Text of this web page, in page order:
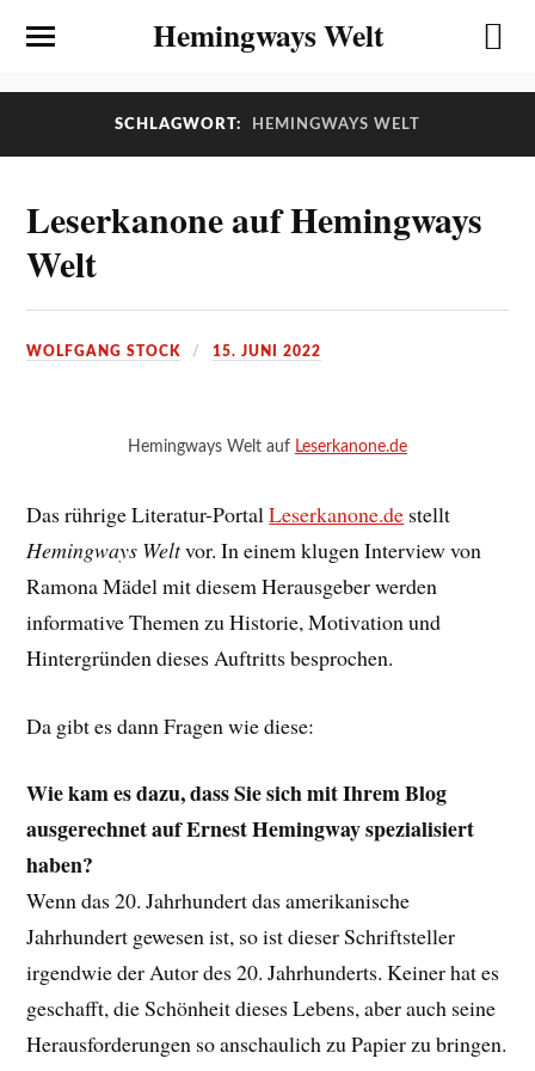
Hemingways Welt
SCHLAGWORT: HEMINGWAYS WELT
Leserkanone auf Hemingways
Welt
WOLFGANG STOCK 15. JUNI 2022
Hemingways Welt auf Leserkanone.de
Das rührige Literatur-PortalLeserkanone.de stellt
Hemingways Weltvor. In einem klugen Interview von
Ramona Mädel mit diesem Herausgeber werden
informative Themen zu Historie, Motivation und
Hintergründen dieses Auftritts besprochen.
Da gibt es dann Fragen wie diese:
Wie kam es dazu, dass Sie sich mit Ihrem Blog
ausgerechnet auf Ernest Hemingway spezialisiert
haben?
Wenn das 20. Jahrhundert das amerikanische
Jahrhundert gewesen ist, so ist dieser Schriftsteller
irgendwie der Autor des 20. Jahrhunderts. Keiner hat es
geschafft, die Schönheit dieses Lebens, aber auch seine
Herausforderungen so anschaulich zu Papier zu bringen.